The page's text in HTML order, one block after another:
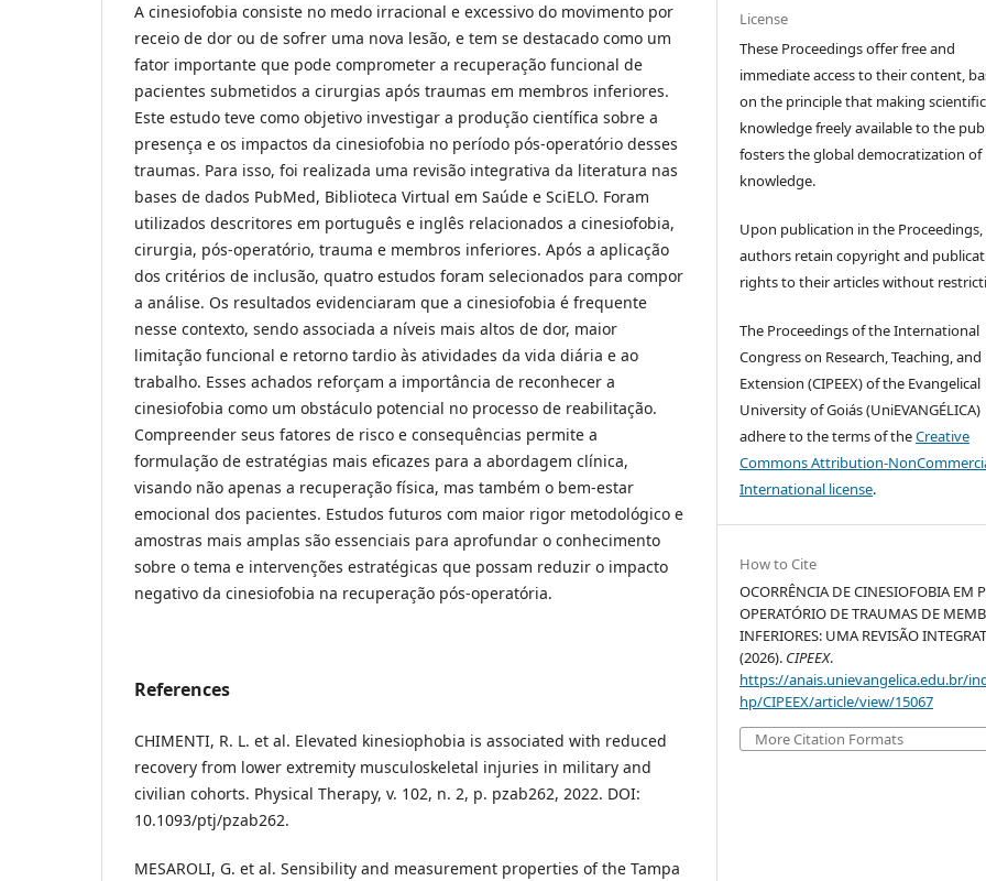
A cinesiofobia consiste no medo irracional e excessivo do movimento por
receio de dor ou de sofrer uma nova lesão, e tem se destacado como um
fator importante que pode comprometer a recuperação funcional de
pacientes submetidos a cirurgias após traumas em membros inferiores.
Este estudo teve como objetivo investigar a produção científica sobre a
presença e os impactos da cinesiofobia no período pós-operatório desses
traumas. Para isso, foi realizada uma revisão integrativa da literatura nas
bases de dados PubMed, Biblioteca Virtual em Saúde e SciELO. Foram
utilizados descritores em português e inglês relacionados a cinesiofobia,
cirurgia, pós-operatório, trauma e membros inferiores. Após a aplicação
dos critérios de inclusão, quatro estudos foram selecionados para compor
a análise. Os resultados evidenciaram que a cinesiofobia é frequente
nesse contexto, sendo associada a níveis mais altos de dor, maior
limitação funcional e retorno tardio às atividades da vida diária e ao
trabalho. Esses achados reforçam a importância de reconhecer a
cinesiofobia como um obstáculo potencial no processo de reabilitação.
Compreender seus fatores de risco e consequências permite a
formulação de estratégias mais eficazes para a abordagem clínica,
visando não apenas a recuperação física, mas também o bem-estar
emocional dos pacientes. Estudos futuros com maior rigor metodológico e
amostras mais amplas são essenciais para aprofundar o conhecimento
sobre o tema e intervenções estratégicas que possam reduzir o impacto
negativo da cinesiofobia na recuperação pós-operatória.
References
CHIMENTI, R. L. et al. Elevated kinesiophobia is associated with reduced
recovery from lower extremity musculoskeletal injuries in military and
civilian cohorts. Physical Therapy, v. 102, n. 2, p. pzab262, 2022. DOI:
10.1093/ptj/pzab262.
MESAROLI, G. et al. Sensibility and measurement properties of the Tampa
License
These Proceedings offer free and
immediate access to their content,
on the principle that making scientific
knowledge freely available to the
fosters the global democratization of
knowledge.
Upon publication in the Proceedings,
authors retain copyright and
rights to their articles without
The Proceedings of the International
Congress on Research, Teaching, and
Extension (CIPEEX) of the Evangelical
University of Goiás (UniEVANGÉLICA)
adhere to the terms of theCreative
Commons Attribution-
International license.
How to Cite
OCORRÊNCIA DE CINESIOFOBIA EM
OPERATÓRIO DE TRAUMAS DE
INFERIORES: UMA REVISÃO
(2026). CIPEEX.
https://anais.unievangelica.edu.br/
hp/CIPEEX/article/view/15067
More Citation Formats